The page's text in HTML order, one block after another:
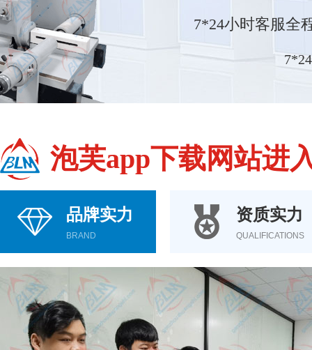
7*24小时客服全程
7*24
泡芙app下载网站进
品牌实力
BRAND
资质实力
QUALIFICATIONS